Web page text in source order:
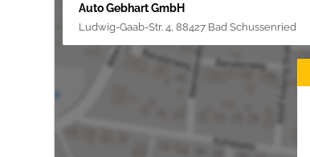
Auto Gebhart GmbH
Ludwig-Gaab-Str. 4, 88427 Bad Schussenried